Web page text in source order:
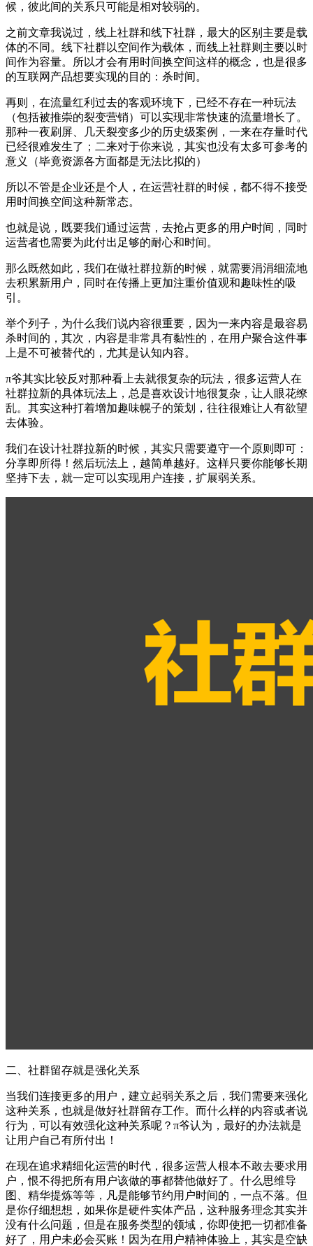
候，彼此间的关系只可能是相对较弱的。
之前文章我说过，线上社群和线下社群，最大的区别主要是载
体的不同。线下社群以空间作为载体，而线上社群则主要以时
间作为容量。所以才会有用时间换空间这样的概念，也是很多
的互联网产品想要实现的目的：杀时间。
再则，在流量红利过去的客观环境下，已经不存在一种玩法
（包括被推崇的裂变营销）可以实现非常快速的流量增长了。
那种一夜刷屏、几天裂变多少的历史级案例，一来在存量时代
已经很难发生了；二来对于你来说，其实也没有太多可参考的
意义（毕竟资源各方面都是无法比拟的）
所以不管是企业还是个人，在运营社群的时候，都不得不接受
用时间换空间这种新常态。
也就是说，既要我们通过运营，去抢占更多的用户时间，同时
运营者也需要为此付出足够的耐心和时间。
那么既然如此，我们在做社群拉新的时候，就需要涓涓细流地
去积累新用户，同时在传播上更加注重价值观和趣味性的吸
引。
举个列子，为什么我们说内容很重要，因为一来内容是最容易
杀时间的，其次，内容是非常具有黏性的，在用户聚合这件事
上是不可被替代的，尤其是认知内容。
π爷其实比较反对那种看上去就很复杂的玩法，很多运营人在
社群拉新的具体玩法上，总是喜欢设计地很复杂，让人眼花缭
乱。其实这种打着增加趣味幌子的策划，往往很难让人有欲望
去体验。
我们在设计社群拉新的时候，其实只需要遵守一个原则即可：
分享即所得！然后玩法上，越简单越好。这样只要你能够长期
坚持下去，就一定可以实现用户连接，扩展弱关系。
二、社群留存就是强化关系
当我们连接更多的用户，建立起弱关系之后，我们需要来强化
这种关系，也就是做好社群留存工作。而什么样的内容或者说
行为，可以有效强化这种关系呢？π爷认为，最好的办法就是
让用户自己有所付出！
在现在追求精细化运营的时代，很多运营人根本不敢去要求用
户，恨不得把所有用户该做的事都替他做好了。什么思维导
图、精华提炼等等，凡是能够节约用户时间的，一点不落。但
是你仔细想想，如果你是硬件实体产品，这种服务理念其实并
没有什么问题，但是在服务类型的领域，你即使把一切都准备
好了，用户未必会买账！因为在用户精神体验上，其实是空缺